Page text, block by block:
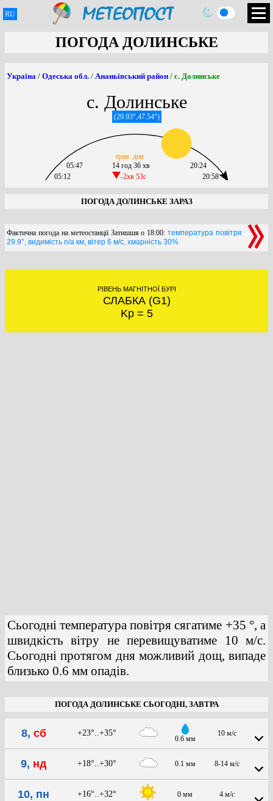
RU
ПОГОДА ДОЛИНСЬКЕ
Україна / Одеська обл. / Ананьївський район / с. Долинське
с. Долинське
(29.93°,47.54°)
05:12
05:47
14 год 36 хв
-2хв 53c
трив. дня
20:58
20:24
ПОГОДА ДОЛИНСЬКЕ ЗАРАЗ
Фактична погода на метеостанції Затишшя о 18:00:температура повітря
29.9°, видимість n/a км, вітер 6 м/с, хмарність 30%
РІВЕНЬ МАГНІТНОЇ БУРІ
СЛАБКА (G1)
Kp = 5
Сьогодні температура повітря сягатиме +35 °, а
швидкість вітру не перевищуватиме 10 м/с.
Сьогодні протягом дня можливий дощ, випаде
близько 0.6 мм опадів.
ПОГОДА ДОЛИНСЬКЕ СЬОГОДНІ, ЗАВТРА
8, сб +23°..+35°
0.6 мм
10 м/с
9, нд +18°..+30° 0.1 мм 8-14 м/с
10, пн +16°..+32° 0 мм 4 м/с